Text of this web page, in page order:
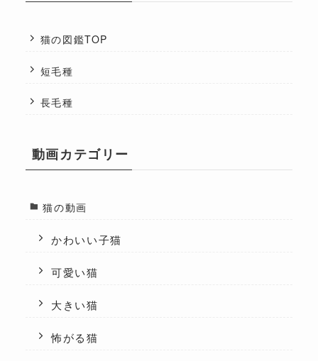
猫の図鑑TOP
短毛種
長毛種
動画カテゴリー
猫の動画
かわいい子猫
可愛い猫
大きい猫
怖がる猫